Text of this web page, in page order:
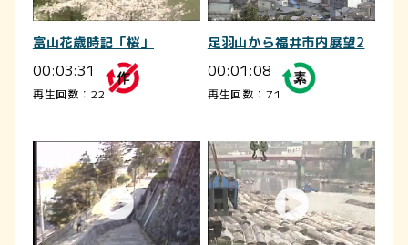
富山花歳時記「桜」
00:03:31
再生回数：22
足羽山から福井市内展望2
00:01:08
再生回数：71